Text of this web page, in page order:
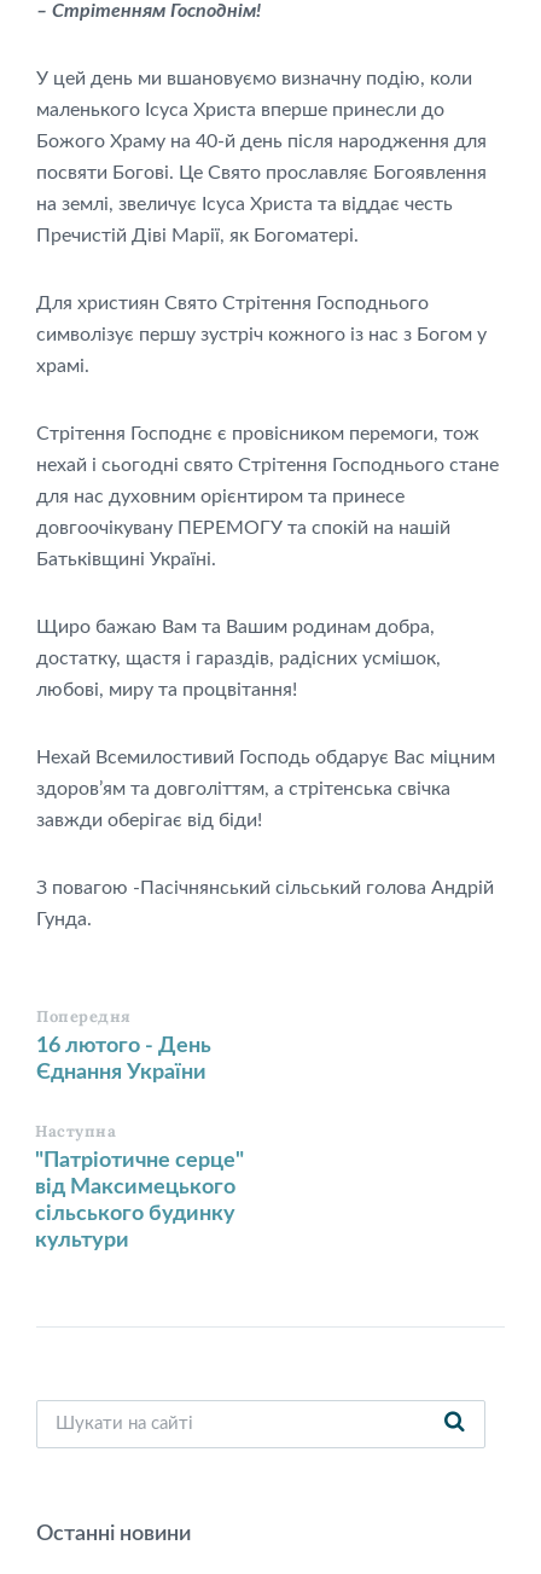
– Стрітенням Господнім!
У цей день ми вшановуємо визначну подію, коли
маленького Ісуса Христа вперше принесли до
Божого Храму на 40-й день після народження для
посвяти Богові. Це Свято прославляє Богоявлення
на землі, звеличує Ісуса Христа та віддає честь
Пречистій Діві Марії, як Богоматері.
Для християн Свято Стрітення Господнього
символізує першу зустріч кожного із нас з Богом у
храмі.
Стрітення Господнє є провісником перемоги, тож
нехай і сьогодні свято Стрітення Господнього стане
для нас духовним орієнтиром та принесе
довгоочікувану ПЕРЕМОГУ та спокій на нашій
Батьківщині Україні.
Щиро бажаю Вам та Вашим родинам добра,
достатку, щастя і гараздів, радісних усмішок,
любові, миру та процвітання!
Нехай Всемилостивий Господь обдарує Вас міцним
здоров’ям та довголіттям, а стрітенська свічка
завжди оберігає від біди!
З повагою -Пасічнянський сільський голова Андрій
Гунда.
Попередня
16 лютого - День
Єднання України
Наступна
"Патріотичне серце"
від Максимецького
сільського будинку
культури
Останні новини